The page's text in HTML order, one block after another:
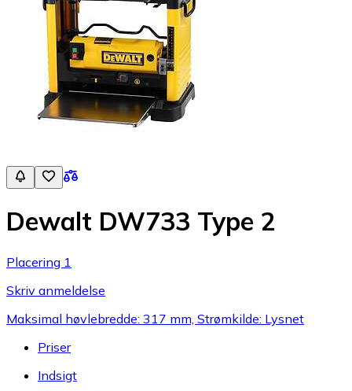
Dewalt DW733 Type 2
Placering 1
Skriv anmeldelse
Maksimal høvlebredde: 317 mm, Strømkilde: Lysnet
Priser
Indsigt